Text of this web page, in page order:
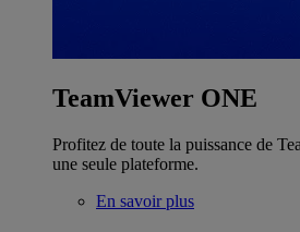
TeamViewer ONE
Profitez de toute la puissance de
une seule plateforme.
En savoir plus